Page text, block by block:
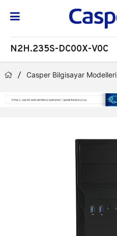
N2H.235S-DC00X-V0C
Casper Bilgisayar Modelleri